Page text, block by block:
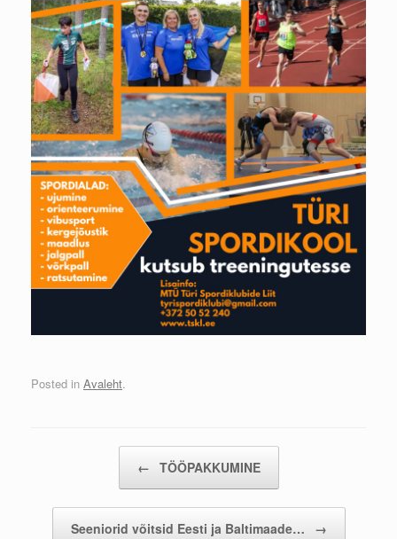
Posted in Avaleht.
← TÖÖPAKKUMINE
Seeniorid võitsid Eesti ja Baltimaade… →